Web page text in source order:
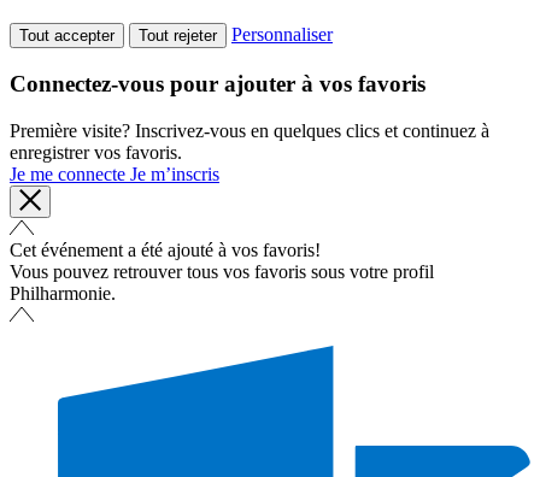
Tout accepter Tout rejeter Personnaliser
Connectez-vous pour ajouter à vos favoris
Première visite? Inscrivez-vous en quelques clics et continuez à
enregistrer vos favoris.
Je me connecte Je m’inscris
Cet événement a été ajouté à vos favoris!
Vous pouvez retrouver tous vos favoris sous votre profil
Philharmonie.